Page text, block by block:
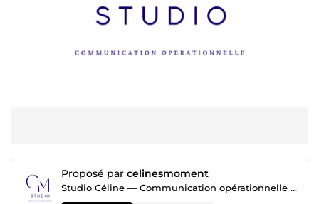
Proposé par celinesmoment
Studio Céline — Communication opérationnelle & support administratif